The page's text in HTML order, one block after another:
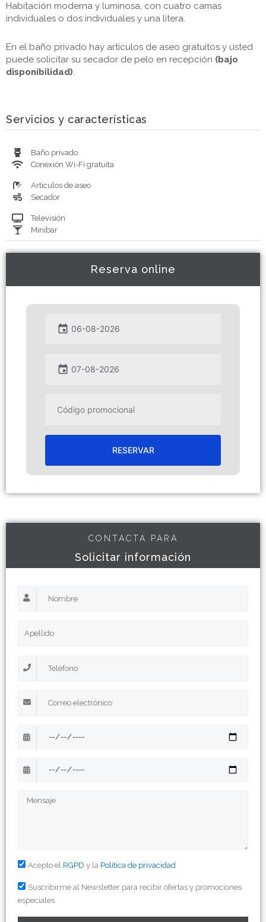
Habitación moderna y luminosa, con cuatro camas
individuales o dos individuales y una litera.
En el baño privado hay artículos de aseo gratuitos y usted
puede solicitar su secador de pelo en recepción (bajo
disponibilidad)
Servicios y características
Baño privado
Conexión Wi-Fi gratuita
Artículos de aseo
Secador
Televisión
Minibar
Reserva online
event
event
RESERVAR
CONTACTA PARA
Solicitar información
Acepto el RGPD y la Política de privacidad
Suscribirme al Newsletter para recibir ofertas y promociones
especiales